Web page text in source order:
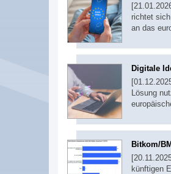
richtet
an das
Digitale
Lösung
Bitkom/
künftigen